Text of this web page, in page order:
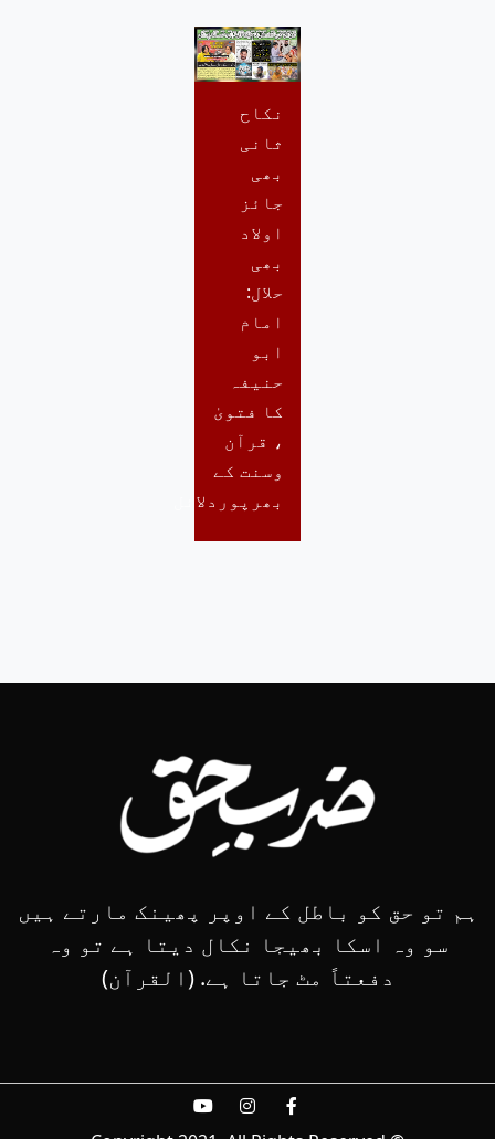
نکاح
ثانی
بھی
جائز
اولاد
بھی
حلال:
امام
ابو
حنیفہ
کا فتویٰ
، قرآن
وسنت کے
بھرپوردلائل
ہم تو حق کو باطل کے اوپر پھینک مارتے ہیں
سو وہ اسکا بھیجا نکال دیتا ہے تو وہ
دفعتاً مٹ جاتا ہے. (القرآن)